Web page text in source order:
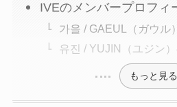
IVEのメンバープロフィ
가을 / GAEUL（ガウル）
유진 / YUJIN（ユジン
もっと見る